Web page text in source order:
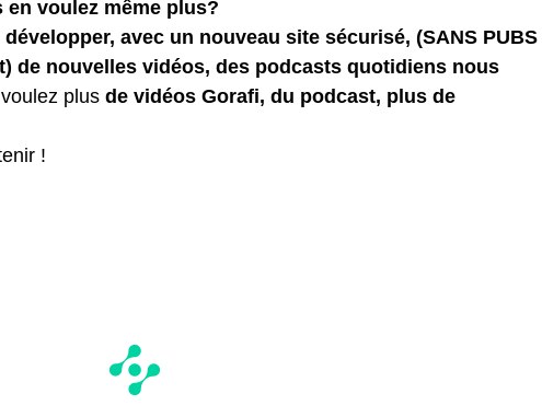
voulez même plus?
avec un nouveau site sécurisé, (SANS PUBS
de nouvelles vidéos, des podcasts quotidiens nous
plus de vidéos Gorafi, du podcast, plus de
!